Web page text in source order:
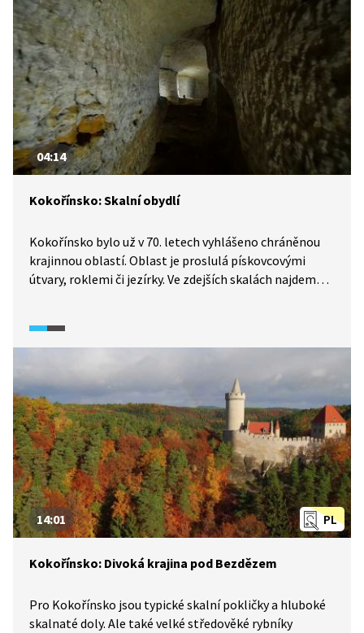
do svých děl.
04:14
Kokořínsko: Skalní obydlí
Kokořínsko bylo už v 70. letech vyhlášeno chráněnou
krajinnou oblastí. Oblast je proslulá pískovcovými
útvary, roklemi či jezírky. Ve zdejších skalách najdeme
století. V reportáži navštívíme interiér jednoho z nich
PL
14:01
Kokořínsko: Divoká krajina pod Bezdězem
Pro Kokořínsko jsou typické skalní pokličky a hluboké
skalnaté doly. Ale také velké středověké rybníky